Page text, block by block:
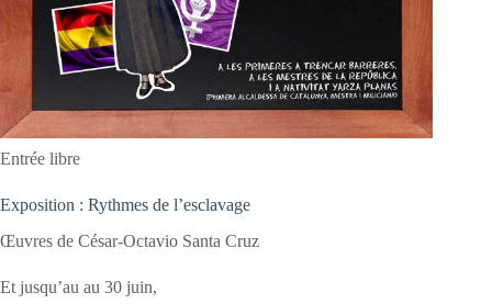
Entrée libre
Exposition : Rythmes de l’esclavage
Œuvres de César-Octavio Santa Cruz
Et jusqu’au au 30 juin,